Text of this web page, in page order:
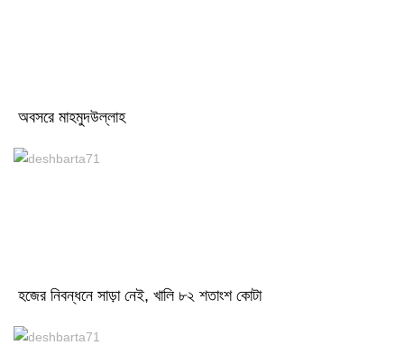
অবসরে মাহমুদউল্লাহ
হজের নিবন্ধনে সাড়া নেই, খালি ৮২ শতাংশ কোটা